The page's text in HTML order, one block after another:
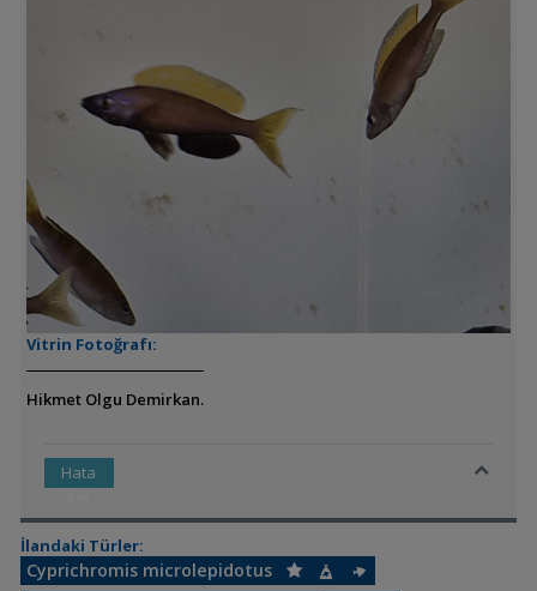
Vitrin Fotoğrafı:
Hikmet Olgu Demirkan.
Hata
Var
İlandaki Türler:
Cyprichromis microlepidotus